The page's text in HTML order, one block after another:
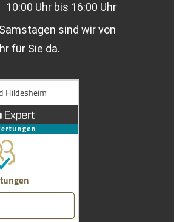
10:00 Uhr bis 16:00 Uhr
sind wir von
für Sie da.